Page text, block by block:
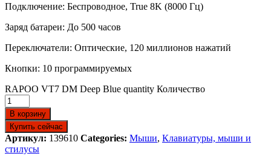
Подключение: Беспроводное, True 8K (8000 Гц)
Заряд батареи: До 500 часов
Переключатели: Оптические, 120 миллионов нажатий
Кнопки: 10 программируемых
RAPOO VT7 DM Deep Blue quantity Количество
В корзину
Купить сейчас
Артикул: 139610 Categories: Мыши, Клавиатуры, мыши и
стилусы